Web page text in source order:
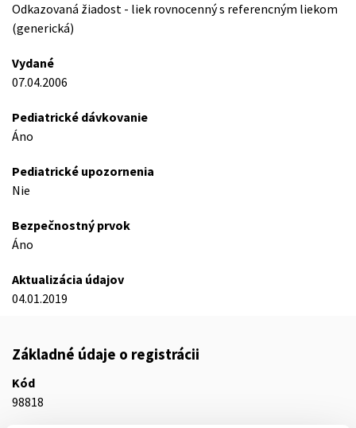
Odkazovaná žiadost - liek rovnocenný s referencným liekom
(generická)
Vydané
07.04.2006
Pediatrické dávkovanie
Áno
Pediatrické upozornenia
Nie
Bezpečnostný prvok
Áno
Aktualizácia údajov
04.01.2019
Základné údaje o registrácii
Kód
98818